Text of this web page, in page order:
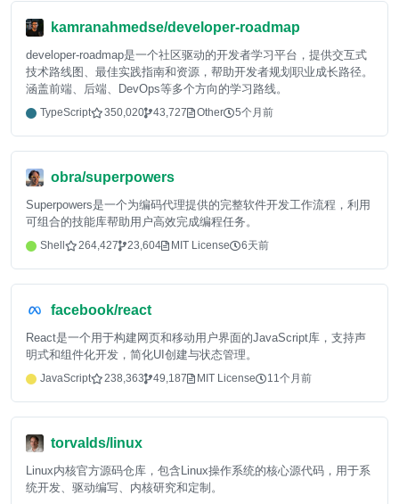
kamranahmedse/developer-roadmap
developer-roadmap是一个社区驱动的开发者学习平台，提供交互式
技术路线图、最佳实践指南和资源，帮助开发者规划职业成长路径。
涵盖前端、后端、DevOps等多个方向的学习路线。
TypeScript 350,020 43,727 Other 5个月前
obra/superpowers
Superpowers是一个为编码代理提供的完整软件开发工作流程，利用
可组合的技能库帮助用户高效完成编程任务。
Shell 264,427 23,604 MIT License 6天前
facebook/react
React是一个用于构建网页和移动用户界面的JavaScript库，支持声
明式和组件化开发，简化UI创建与状态管理。
JavaScript 238,363 49,187 MIT License 11个月前
torvalds/linux
Linux内核官方源码仓库，包含Linux操作系统的核心源代码，用于系
统开发、驱动编写、内核研究和定制。